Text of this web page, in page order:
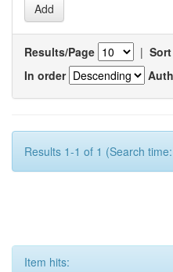
Results/Page |
In order
Results 1-1 of 1 (Search
Item hits: